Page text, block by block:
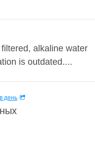
alkaline water
is outdated....
день